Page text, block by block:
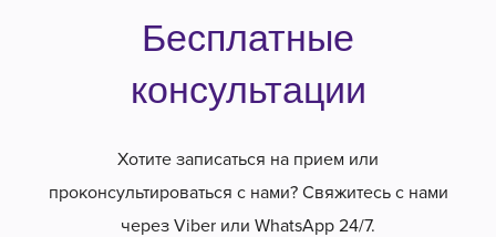
Бесплатные
консультации
Хотите записаться на прием или
проконсультироваться с нами? Свяжитесь с нами
через Viber или WhatsApp 24/7.